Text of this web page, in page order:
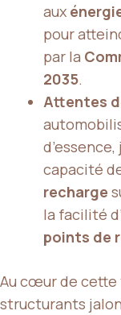
aux
pour
par la
2035.
Attentes
capacité
recharge
la facilité
points de
Au cœur de
structurants